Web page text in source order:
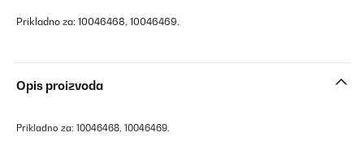
Prikladno za: 10046468, 10046469.
Opis proizvoda
Prikladno za: 10046468, 10046469.